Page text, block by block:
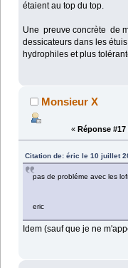
étaient au top du top.
Une preuve concrète de
dessicateurs dans les
hydrophiles et plus
Monsieur X
« Réponse #17
Citation de: éric le 10 juillet
pas de probléme avec les
eric
Idem (sauf que je ne